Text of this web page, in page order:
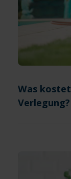
Was
Verlegung?